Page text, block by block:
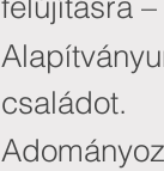
családot.